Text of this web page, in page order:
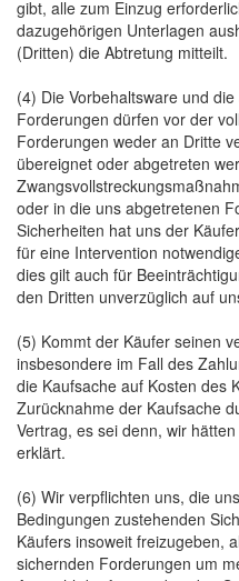
gibt, alle zum Einzug
dazugehörigen Unterlagen
(Dritten) die Abtretung mitteilt.
(4) Die Vorbehaltsware und
Forderungen dürfen vor der
Forderungen weder an Dritte
übereignet oder abgetreten
oder in die uns abgetretenen
Sicherheiten hat uns der
für eine Intervention
dies gilt auch für
den Dritten unverzüglich auf
(5) Kommt der Käufer seinen
insbesondere im Fall des
die Kaufsache auf Kosten des
Zurücknahme der Kaufsache
Vertrag, es sei denn, wir
erklärt.
(6) Wir verpflichten uns, die
Bedingungen zustehenden
Käufers insoweit freizugeben,
sichernden Forderungen um